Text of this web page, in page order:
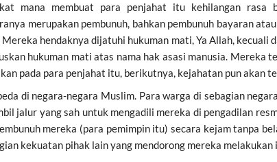
mana membuat para penjahat itu kehilangan rasa
merupakan pembunuh, bahkan pembunuh bayaran
hendaknya dijatuhi hukuman mati, Ya Allah, kecuali
hukuman mati atas nama hak asasi manusia. Mereka
pada para penjahat itu, berikutnya, kejahatan pun akan
di negara-negara Muslim. Para warga di sebagian
jalur yang sah untuk mengadili mereka di pengadilan
mereka (para pemimpin itu) secara kejam tanpa
kekuatan pihak lain yang mendorong mereka